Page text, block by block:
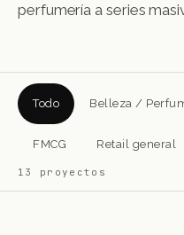
perfumería a series
Todo Belleza /
FMCG Retail general
13 proyectos